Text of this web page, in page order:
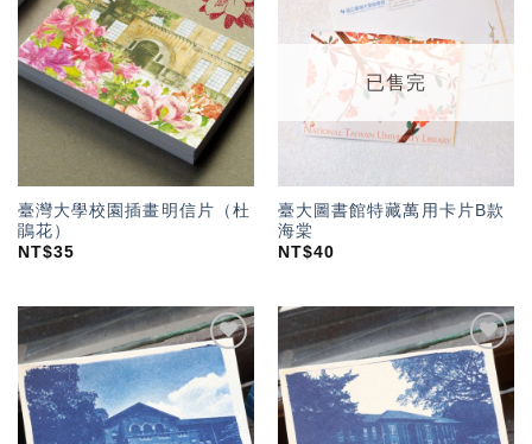
加入
「願
望輕
單」
臺灣大學校園插畫明信片（杜
鵑花）
NT$35
加入
「願
望輕
已售完
臺大圖書館特藏萬用卡片B款
海棠
NT$40
加入
「願
望輕
單」
加入
「願
望輕
單」